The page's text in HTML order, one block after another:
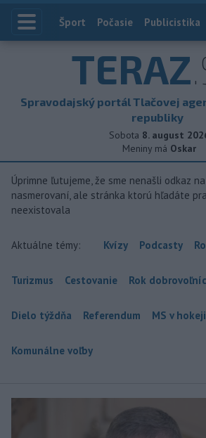
Index
Šport Počasie Publicistika
TERAZ
Spravodajský portál Tlačovej
republiky
Sobota 8. august
Meniny má Oskar
Úprimne ľutujeme, že sme nenašli odkaz
nasmerovaní, ale stránka ktorú hľadáte
neexistovala
Aktuálne témy: Kvízy Podcasty
Turizmus Cestovanie Rok
Dielo týždňa Referendum MS v hokeji
Komunálne voľby